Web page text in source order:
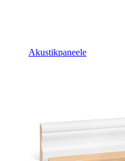
Akustikpaneele